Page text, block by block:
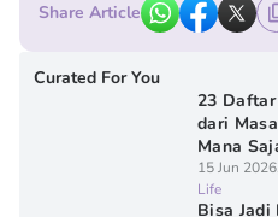
Share Article
Curated For You
23
dari
Mana
15 Jun
Life
Bisa Jadi